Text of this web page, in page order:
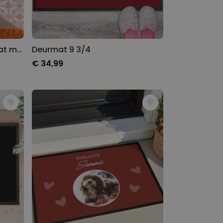
Gepersonaliseerde Deurmat met Tekst en Naam
Deurmat 9 3/4
€ 34,99